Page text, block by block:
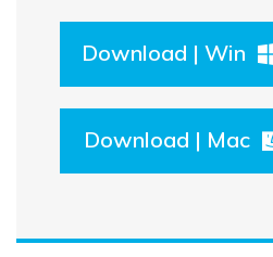
Download | Win
Download | Mac